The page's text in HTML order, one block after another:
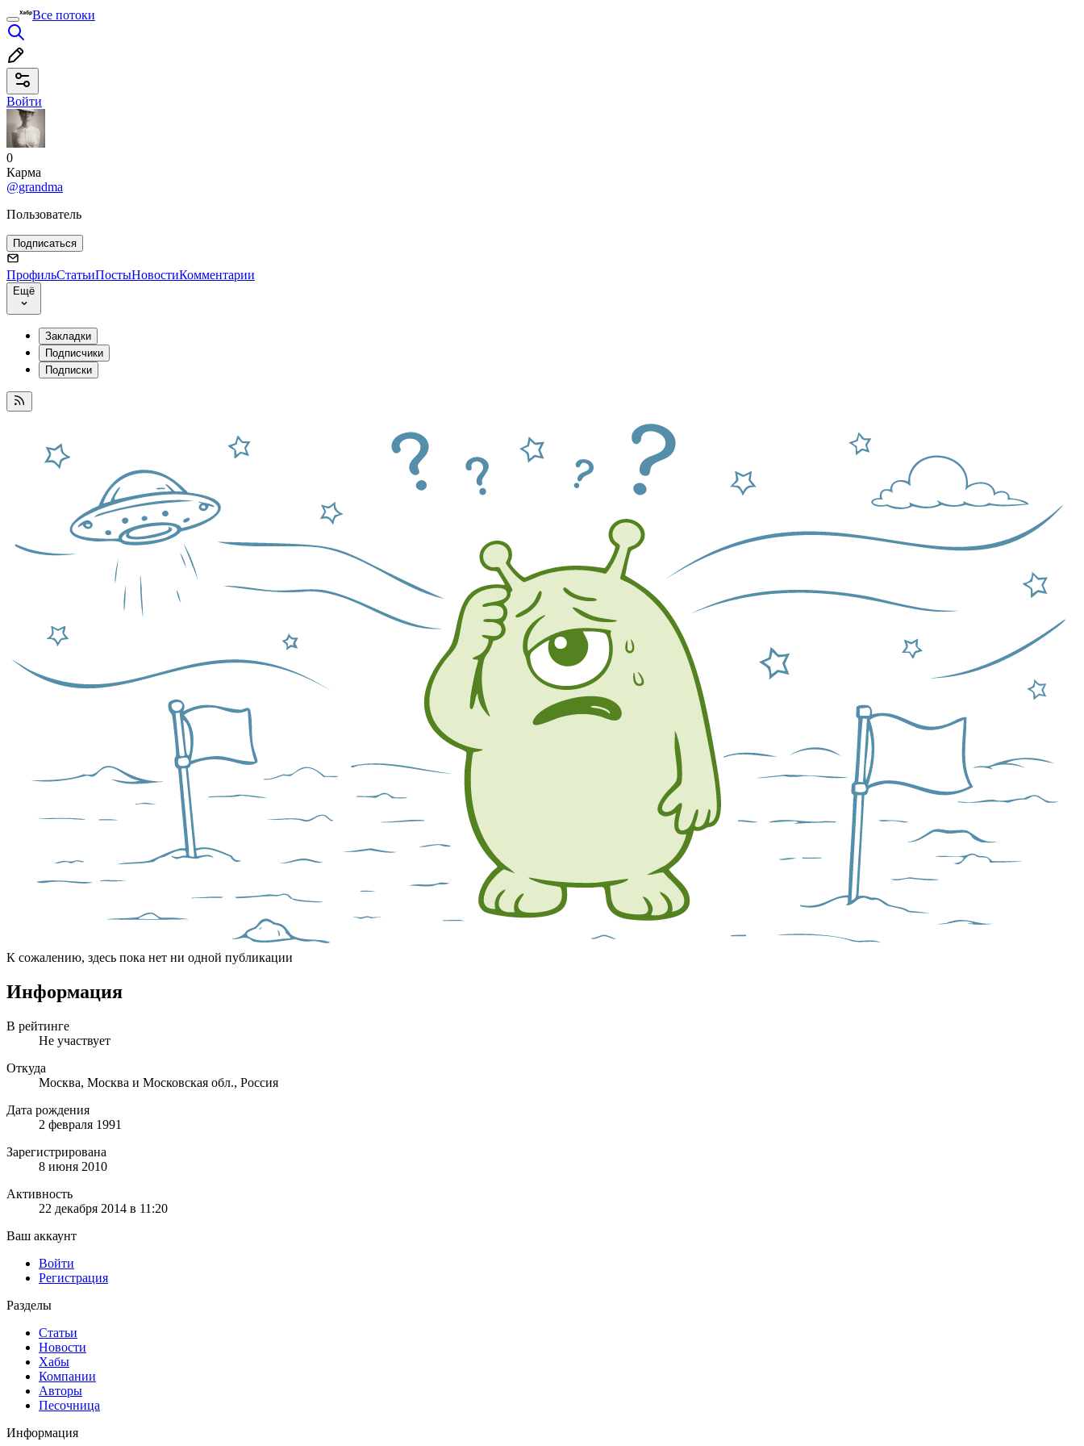
Все потоки
Войти
0
Карма
@grandma
Пользователь
Подписаться
ПрофильСтатьиПостыНовостиКомментарии
Ещё
Закладки
Подписчики
Подписки
К сожалению, здесь пока нет ни одной публикации
Информация
В рейтинге
Не участвует
Откуда
Москва, Москва и Московская обл., Россия
Дата рождения
2 февраля 1991
Зарегистрирована
8 июня 2010
Активность
22 декабря 2014 в 11:20
Ваш аккаунт
Войти
Регистрация
Разделы
Статьи
Новости
Хабы
Компании
Авторы
Песочница
Информация